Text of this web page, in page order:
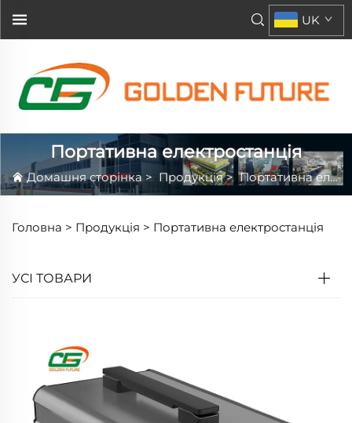
UK
Портативна електростанція
Домашня сторінка > Продукція>Портативна електростанція
Головна > Продукція > Портативна електростанція
УСІ ТОВАРИ